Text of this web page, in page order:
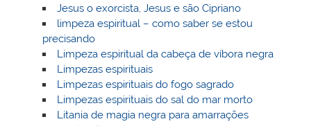
Jesus o exorcista, Jesus e são Cipriano
limpeza espiritual – como saber se estou
precisando
Limpeza espiritual da cabeça de víbora negra
Limpezas espirituais
Limpezas espirituais do fogo sagrado
Limpezas espirituais do sal do mar morto
Litania de magia negra para amarrações